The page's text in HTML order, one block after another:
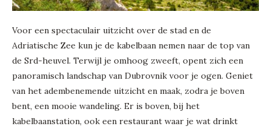
Voor een spectaculair uitzicht over de stad en de
Adriatische Zee kun je de kabelbaan nemen naar de top van
de Srd-heuvel. Terwijl je omhoog zweeft, opent zich een
panoramisch landschap van Dubrovnik voor je ogen. Geniet
van het adembenemende uitzicht en maak, zodra je boven
bent, een mooie wandeling. Er is boven, bij het
kabelbaanstation, ook een restaurant waar je wat drinkt